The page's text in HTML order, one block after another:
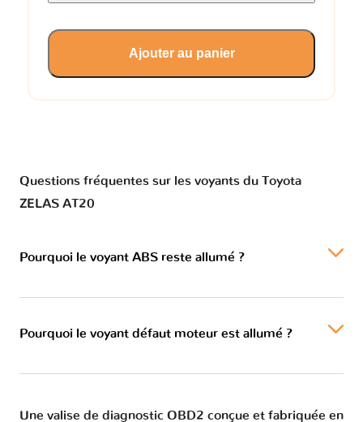
Ajouter au panier
Questions fréquentes sur les voyants du Toyota
ZELAS AT20
Pourquoi le voyant ABS reste allumé ?
Pourquoi le voyant défaut moteur est allumé ?
Une valise de diagnostic OBD2 conçue et fabriquée en